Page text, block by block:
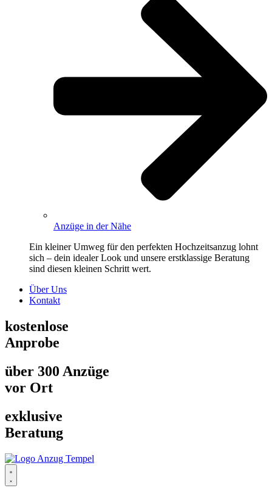
Anzüge in der Nähe
Ein kleiner Umweg für den perfekten Hochzeitsanzug lohnt
sich – dein idealer Look und unsere erstklassige Beratung
sind diesen kleinen Schritt wert.
Über Uns
Kontakt
kostenlose
Anprobe
über 300 Anzüge
vor Ort
exklusive
Beratung